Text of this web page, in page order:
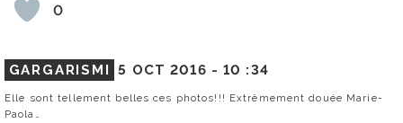
0
GARGARISMI 5 OCT 2016 -10 :34
Elle sont tellement belles ces photos!!! Extrêmement douée Marie-
Paola…